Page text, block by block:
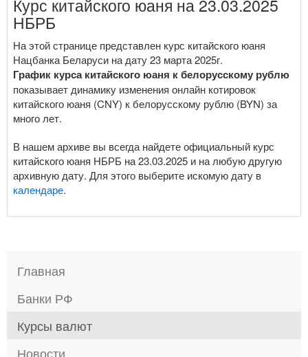
Курс китайского юаня на 23.03.2025
НБРБ
На этой странице представлен курс китайского юаня
Нацбанка Беларуси на дату 23 марта 2025г.
График курса китайского юаня к белорусскому рублю
показывает динамику изменения онлайн котировок
китайского юаня (CNY) к белорусскому рублю (BYN) за
много лет.
В нашем архиве вы всегда найдете официальный курс
китайского юаня НБРБ на 23.03.2025 и на любую другую
архивную дату. Для этого выберите искомую дату в
календаре.
Главная
Банки РФ
Курсы валют
Новости